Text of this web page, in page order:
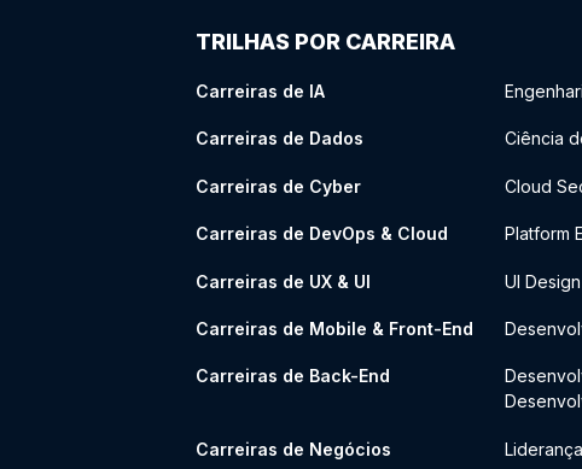
TRILHAS POR CARREIRA
Carreiras de IA
Carreiras de Dados Ciência
Carreiras de Cyber Cloud
Carreiras de DevOps & Cloud Platform
Carreiras de UX & UI UI Design
Carreiras de Mobile & Front-End
Carreiras de Back-End
Carreiras de Negócios Liderança